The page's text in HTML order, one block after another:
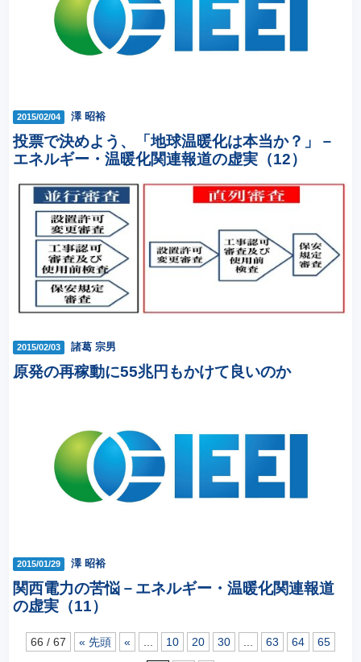
2015/02/04 澤 昭裕
投票で決めよう、「地球温暖化は本当か？」－
エネルギー・温暖化関連報道の虚実（12）
2015/02/03 諸葛 宗男
原発の再稼動に55兆円もかけて良いのか
2015/01/29 澤 昭裕
関西電力の苦悩－エネルギー・温暖化関連報道
の虚実（11）
66 / 67 « 先頭 « 10 20 30 63 64 65